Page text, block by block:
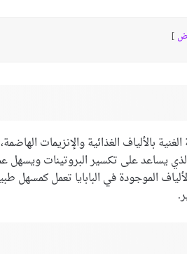
الغنية بالألياف الغذائية والإنزيمات
الذي يساعد على تكسير البروتينات ويسهل
الموجودة في البابايا تعمل كمسهل